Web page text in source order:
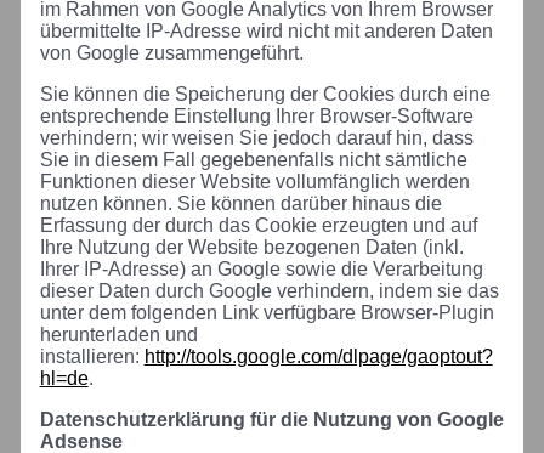
im Rahmen von Google Analytics von Ihrem Browser
übermittelte IP-Adresse wird nicht mit anderen Daten
von Google zusammengeführt.
Sie können die Speicherung der Cookies durch eine
entsprechende Einstellung Ihrer Browser-Software
verhindern; wir weisen Sie jedoch darauf hin, dass
Sie in diesem Fall gegebenenfalls nicht sämtliche
Funktionen dieser Website vollumfänglich werden
nutzen können. Sie können darüber hinaus die
Erfassung der durch das Cookie erzeugten und auf
Ihre Nutzung der Website bezogenen Daten (inkl.
Ihrer IP-Adresse) an Google sowie die Verarbeitung
dieser Daten durch Google verhindern, indem sie das
unter dem folgenden Link verfügbare Browser-Plugin
herunterladen und
installieren: http://tools.google.com/dlpage/gaoptout?
hl=de.
Datenschutzerklärung für die Nutzung von Google
Adsense